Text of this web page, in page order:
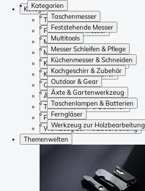
Kategorien
Taschenmesser
Feststehende Messer
Multitools
Messer Schleifen & Pflege
Küchenmesser & Schneiden
Kochgeschirr & Zubehör
Outdoor & Gear
Äxte & Gartenwerkzeug
Taschenlampen & Batterien
Ferngläser
Werkzeug zur Holzbearbeitung
Kategorien
Taschenmesser
Feststehende Messer
Multitools
Messer Schleifen & Pflege
Küchenmesser & Schneiden
Kochgeschirr & Zubehör
Outdoor & Gear
Äxte & Gartenwerkzeug
Taschenlampen & Batterien
Ferngläser
Werkzeug zur Holzbearbeitung
Themenwelten